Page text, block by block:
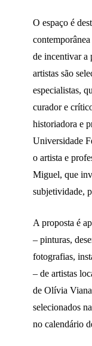
O espaço é
de incentivar a
artistas são
especialistas,
curador e
historiadora e
Universidade
o artista e
Miguel, que
subjetividade,
A proposta é
– pinturas,
fotografias,
– de artistas
de Olívia
selecionados
no calendário